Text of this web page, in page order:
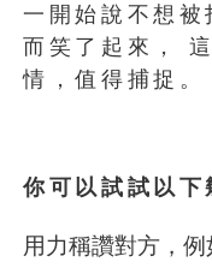
一開始說不想
而笑了起來，
情，值得捕捉。
你可以試試以下
用力稱讚對方，